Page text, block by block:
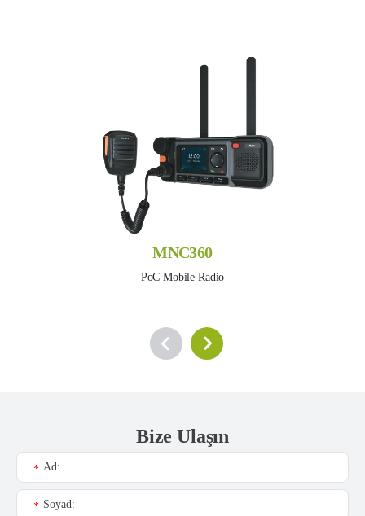
MNC360
PoC Mobile Radio
Bize Ulaşın
Ad:
*
Soyad:
*